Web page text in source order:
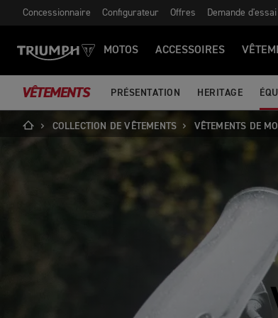
Concessionnaire Configurateur Offres Demande d'essai
MOTOS ACCESSOIRES
VÊTEMENTS PRÉSENTATION HERITAGE
COLLECTION DE VÊTEMENTS VÊTEMENTS DE